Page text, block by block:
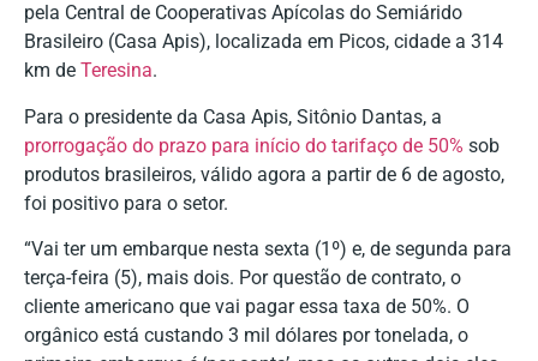
pela Central de Cooperativas Apícolas do Semiárido
Brasileiro (Casa Apis), localizada em Picos, cidade a 314
km de Teresina.
Para o presidente da Casa Apis, Sitônio Dantas, a
prorrogação do prazo para início do tarifaço de 50% sob
produtos brasileiros, válido agora a partir de 6 de agosto,
foi positivo para o setor.
“Vai ter um embarque nesta sexta (1º) e, de segunda para
terça-feira (5), mais dois. Por questão de contrato, o
cliente americano que vai pagar essa taxa de 50%. O
orgânico está custando 3 mil dólares por tonelada, o